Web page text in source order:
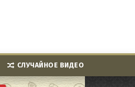
СЛУЧАЙНОЕ ВИДЕО